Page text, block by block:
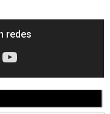
redes